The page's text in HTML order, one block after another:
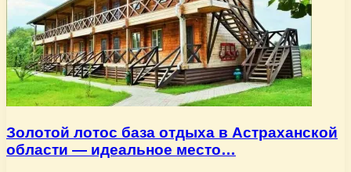
Золотой лотос база отдыха в Астраханской
области — идеальное место…